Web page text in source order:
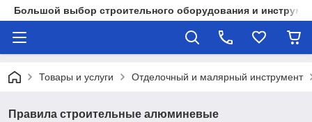
Большой выбор строительного оборудования и
Товары и услуги Отделочный и малярный инструмент
Правила строительные алюминевые